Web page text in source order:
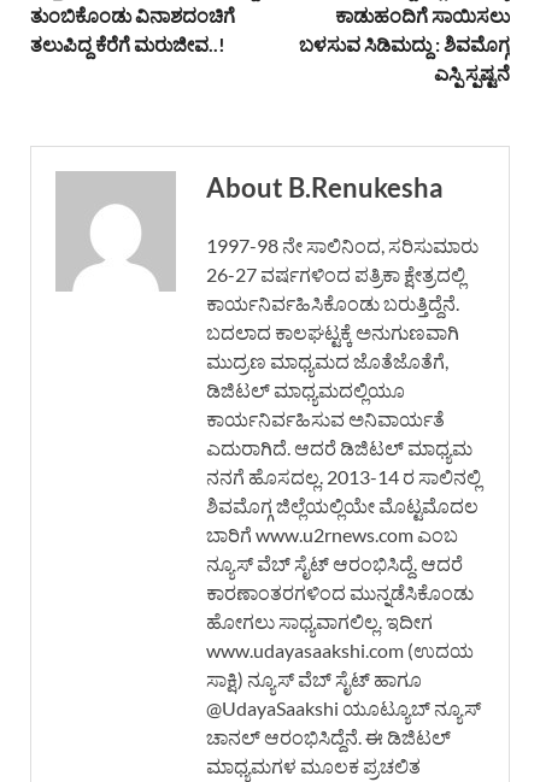
ತುಂಬಿಕೊಂಡು ವಿನಾಶದಂಚಿಗೆ
ತಲುಪಿದ್ದ ಕೆರೆಗೆ ಮರುಜೀವ..!
ಕಾಡುಹಂದಿಗೆ ಸಾಯಿಸಲು
ಬಳಸುವ ಸಿಡಿಮದ್ದು : ಶಿವಮೊಗ್ಗ
ಎಸ್ಪಿ ಸ್ಪಷ್ಟನೆ
About B.Renukesha
1997-98 ನೇ ಸಾಲಿನಿಂದ, ಸರಿಸುಮಾರು
26-27 ವರ್ಷಗಳಿಂದ ಪತ್ರಿಕಾ ಕ್ಷೇತ್ರದಲ್ಲಿ
ಕಾರ್ಯನಿರ್ವಹಿಸಿಕೊಂಡು ಬರುತ್ತಿದ್ದೆನೆ.
ಬದಲಾದ ಕಾಲಘಟ್ಟಕ್ಕೆ ಅನುಗುಣವಾಗಿ
ಮುದ್ರಣ ಮಾಧ್ಯಮದ ಜೊತೆಜೊತೆಗೆ,
ಡಿಜಿಟಲ್ ಮಾಧ್ಯಮದಲ್ಲಿಯೂ
ಕಾರ್ಯನಿರ್ವಹಿಸುವ ಅನಿವಾರ್ಯತೆ
ಎದುರಾಗಿದೆ. ಆದರೆ ಡಿಜಿಟಲ್ ಮಾಧ್ಯಮ
ನನಗೆ ಹೊಸದಲ್ಲ. 2013-14 ರ ಸಾಲಿನಲ್ಲಿ
ಶಿವಮೊಗ್ಗ ಜಿಲ್ಲೆಯಲ್ಲಿಯೇ ಮೊಟ್ಟಮೊದಲ
ಬಾರಿಗೆ www.u2rnews.com ಎಂಬ
ನ್ಯೂಸ್ ವೆಬ್ ಸೈಟ್ ಆರಂಭಿಸಿದ್ದೆ. ಆದರೆ
ಕಾರಣಾಂತರಗಳಿಂದ ಮುನ್ನಡೆಸಿಕೊಂಡು
ಹೋಗಲು ಸಾಧ್ಯವಾಗಲಿಲ್ಲ. ಇದೀಗ
www.udayasaakshi.com (ಉದಯ
ಸಾಕ್ಷಿ) ನ್ಯೂಸ್ ವೆಬ್ ಸೈಟ್ ಹಾಗೂ
@UdayaSaakshi ಯೂಟ್ಯೂಬ್ ನ್ಯೂಸ್
ಚಾನಲ್ ಆರಂಭಿಸಿದ್ದೆನೆ. ಈ ಡಿಜಿಟಲ್
ಮಾಧ್ಯಮಗಳ ಮೂಲಕ ಪ್ರಚಲಿತ